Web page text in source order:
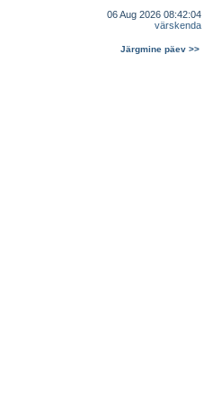
06 Aug 2026 08:42:04
värskenda
Järgmine päev >>